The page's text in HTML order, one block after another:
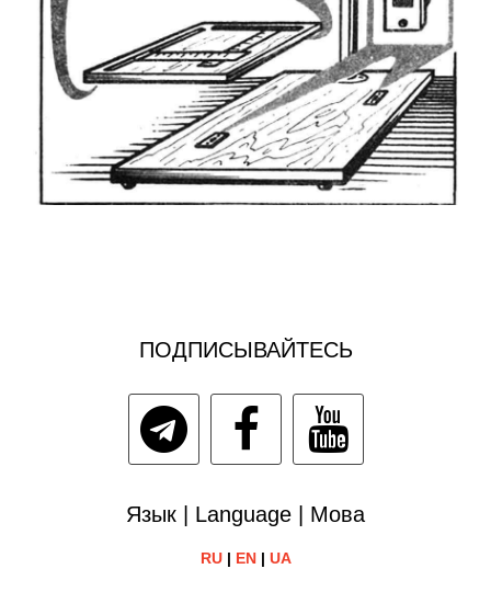
ПОДПИСЫВАЙТЕСЬ
Язык | Language | Мова
RU| EN| UA